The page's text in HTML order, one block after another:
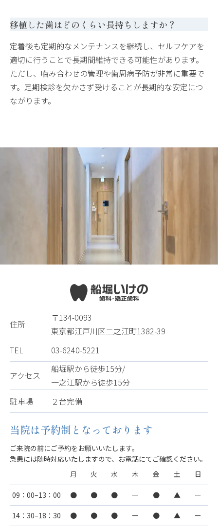
移植した歯はどのくらい長持ちしますか？
定着後も定期的なメンテナンスを継続し、セルフケアを
適切に行うことで長期間維持できる可能性があります。
ただし、噛み合わせの管理や歯周病予防が非常に重要で
す。定期検診を欠かさず受けることが長期的な安定につ
ながります。
住所
〒134-0093
東京都江戸川区二之江町1382-39
TEL
03-6240-5221
アクセス
船堀駅から徒歩15分/
一之江駅から徒歩15分
駐車場
２台完備
当院は予約制となっております
ご来院の前にご予約をお願いいたします。
急患には随時対応いたしますので、お電話にてご確認ください。
月
火 水 木 金 土 日
09：00–13：00 ● ● ● ー ● ▲ ー
14：30–18：30 ● ● ● ー ● ▲ ー